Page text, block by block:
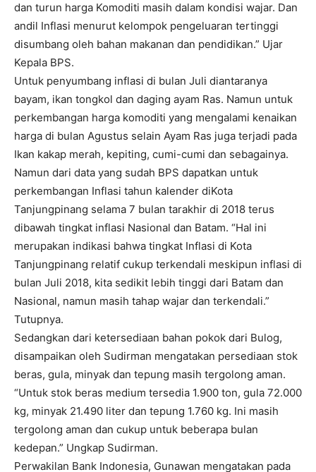
dan turun harga Komoditi masih dalam kondisi wajar. Dan
andil Inflasi menurut kelompok pengeluaran tertinggi
disumbang oleh bahan makanan dan pendidikan.” Ujar
Kepala BPS.
Untuk penyumbang inflasi di bulan Juli diantaranya
bayam, ikan tongkol dan daging ayam Ras. Namun untuk
perkembangan harga komoditi yang mengalami kenaikan
harga di bulan Agustus selain Ayam Ras juga terjadi pada
Ikan kakap merah, kepiting, cumi-cumi dan sebagainya.
Namun dari data yang sudah BPS dapatkan untuk
perkembangan Inflasi tahun kalender diKota
Tanjungpinang selama 7 bulan tarakhir di 2018 terus
dibawah tingkat inflasi Nasional dan Batam. “Hal ini
merupakan indikasi bahwa tingkat Inflasi di Kota
Tanjungpinang relatif cukup terkendali meskipun inflasi di
bulan Juli 2018, kita sedikit lebih tinggi dari Batam dan
Nasional, namun masih tahap wajar dan terkendali.”
Tutupnya.
Sedangkan dari ketersediaan bahan pokok dari Bulog,
disampaikan oleh Sudirman mengatakan persediaan stok
beras, gula, minyak dan tepung masih tergolong aman.
“Untuk stok beras medium tersedia 1.900 ton, gula 72.000
kg, minyak 21.490 liter dan tepung 1.760 kg. Ini masih
tergolong aman dan cukup untuk beberapa bulan
kedepan.” Ungkap Sudirman.
Perwakilan Bank Indonesia, Gunawan mengatakan pada